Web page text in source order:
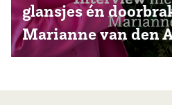
glansjes én
Marianne van den